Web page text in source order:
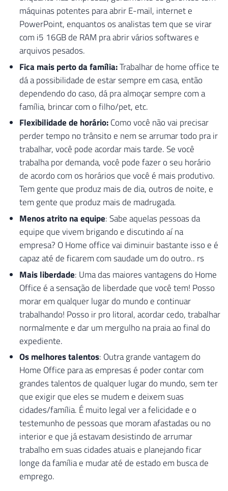
máquinas potentes para abrir E-mail, internet e
PowerPoint, enquantos os analistas tem que se virar
com i5 16GB de RAM pra abrir vários softwares e
arquivos pesados.
Fica mais perto da família:Trabalhar de home office te
dá a possibilidade de estar sempre em casa, então
dependendo do caso, dá pra almoçar sempre com a
família, brincar com o filho/pet, etc.
Flexibilidade de horário:Como você não vai precisar
perder tempo no trânsito e nem se arrumar todo pra ir
trabalhar, você pode acordar mais tarde. Se você
trabalha por demanda, você pode fazer o seu horário
de acordo com os horários que você é mais produtivo.
Tem gente que produz mais de dia, outros de noite, e
tem gente que produz mais de madrugada.
Menos atrito na equipe: Sabe aquelas pessoas da
equipe que vivem brigando e discutindo aí na
empresa? O Home office vai diminuir bastante isso e é
capaz até de ficarem com saudade um do outro.. rs
Mais liberdade: Uma das maiores vantagens do Home
Office é a sensação de liberdade que você tem! Posso
morar em qualquer lugar do mundo e continuar
trabalhando! Posso ir pro litoral, acordar cedo, trabalhar
normalmente e dar um mergulho na praia ao final do
expediente.
Os melhores talentos: Outra grande vantagem do
Home Office para as empresas é poder contar com
grandes talentos de qualquer lugar do mundo, sem ter
que exigir que eles se mudem e deixem suas
cidades/família. É muito legal ver a felicidade e o
testemunho de pessoas que moram afastadas ou no
interior e que já estavam desistindo de arrumar
trabalho em suas cidades atuais e planejando ficar
longe da família e mudar até de estado em busca de
emprego.